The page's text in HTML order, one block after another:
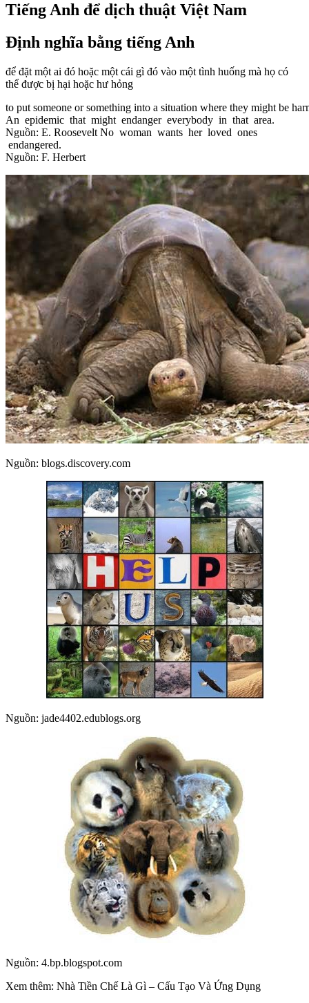
Tiếng Anh để dịch thuật Việt Nam
Định nghĩa bằng tiếng Anh
để đặt một ai đó hoặc một cái gì đó vào một tình huống mà họ có
thể được bị hại hoặc hư hỏng
to put someone or something into a situation where they might be
An epidemic that might endanger everybody in that area.
Nguồn: E. Roosevelt No woman wants her loved ones
endangered.
Nguồn: F. Herbert
Nguồn: blogs.discovery.com
Nguồn: jade4402.edublogs.org
Nguồn: 4.bp.blogspot.com
Xem thêm: Nhà Tiền Chế Là Gì – Cấu Tạo Và Ứng Dụng